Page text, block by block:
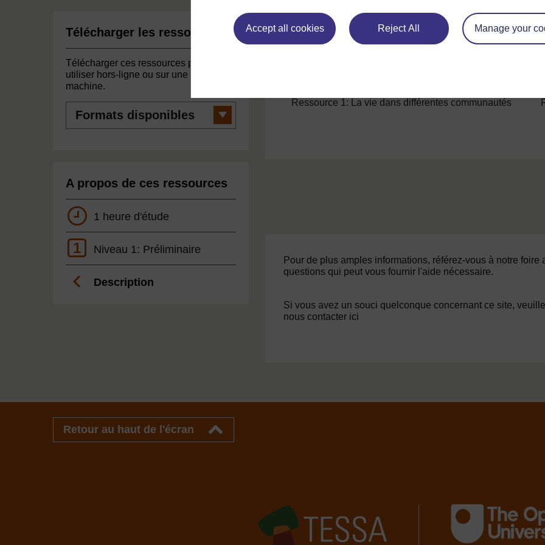
Accept all cookies Reject All Manage your
Télécharger les ressources
Télécharger ces ressources pour les
utiliser hors-ligne ou sur une autre
machine.
disponibles
A propos de ces ressources
1 heure d'étude
1 Niveau 1: Préliminaire
Description
dispensaires, des écoles, et un réseau
Ressource 1: La vie dans différentes communautés
Pour de plus amples informations, référez-vous à notre foire
questions qui peut vous fournir l'aide nécessaire.
Si vous avez un souci quelconque concernant ce site,
nous contacter ici
Retour au haut de l'écran